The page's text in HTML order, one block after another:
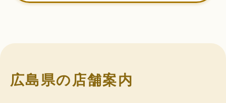
広島県の店舗案内